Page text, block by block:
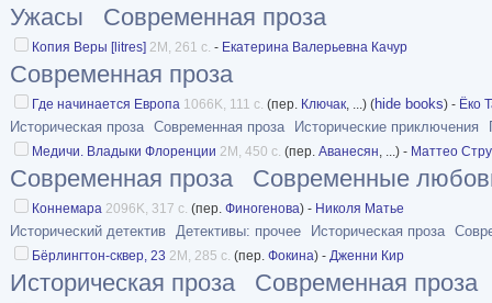
Ужасы Современная проза
Копия Веры [litres] 2M, 261 с. - Екатерина Валерьевна Качур
Современная проза
Где начинается Европа 1066K, 111 с. (пер. Ключак, ...) (hide books) - Ёко
Историческая проза Современная проза Исторические приключения
Медичи. Владыки Флоренции 2M, 450 с. (пер. Аванесян, ...) - Маттео
Современная проза Современные
Коннемара 2096K, 317 с. (пер. Финогенова) - Николя Матье
Исторический детектив Детективы: прочее Историческая проза
Бёрлингтон-сквер, 23 2M, 285 с. (пер. Фокина) - Дженни Кир
Историческая проза Современная проза